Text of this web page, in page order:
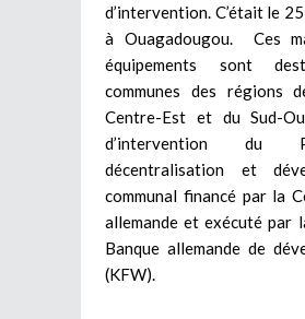
d’intervention. C’était le
à Ouagadougou. Ces
équipements sont
communes des régions
Centre-Est et du Sud-
d’intervention du
décentralisation et
communal financé par la
allemande et exécuté par
Banque allemande de
(KFW).